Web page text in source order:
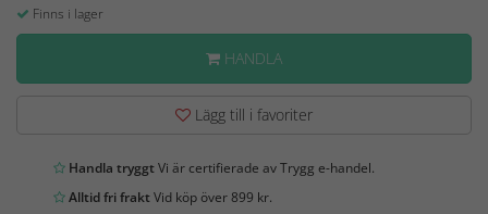
Finns i lager
HANDLA
Lägg till i favoriter
Handla tryggtVi är certifierade av Trygg e-handel.
Alltid fri fraktVid köp över 899 kr.